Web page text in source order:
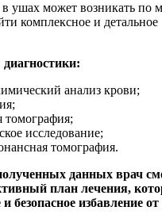
ушах может возникать по
комплексное и детальное
анализ крови;
томография;
исследование;
томография.
данных врач
план лечения,
безопасное избавление